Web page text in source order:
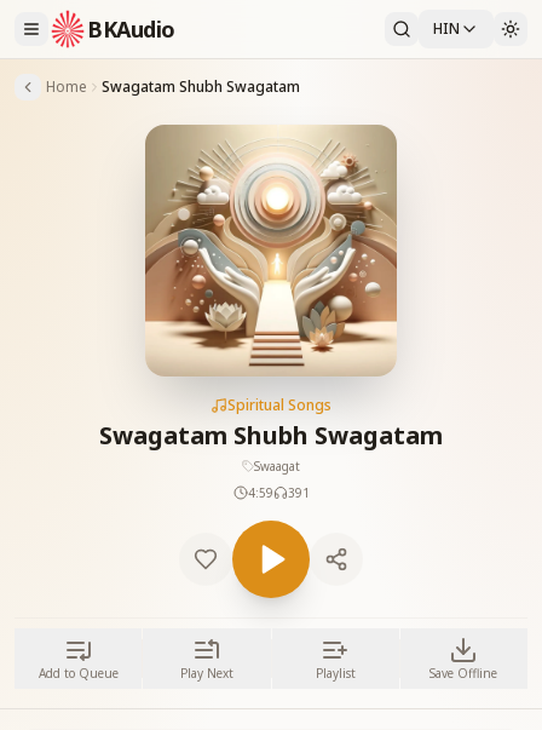
BKAudio HIN
Home Swagatam Shubh Swagatam
Spiritual Songs
Swagatam Shubh Swagatam
Swaagat
4:59
391
Add to Queue Play Next Playlist Save Offline